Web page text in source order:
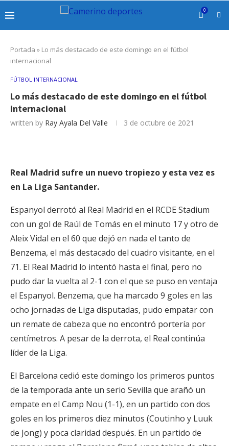
0
Portada » Lo más destacado de este domingo en el fútbol
internacional
FÚTBOL INTERNACIONAL
Lo más destacado de este domingo en el fútbol
internacional
written by Ray Ayala Del Valle 3 de octubre de 2021
Real Madrid sufre un nuevo tropiezo y esta vez es
en La Liga Santander.
Espanyol derrotó al Real Madrid en el RCDE Stadium
con un gol de Raúl de Tomás en el minuto 17 y otro de
Aleix Vidal en el 60 que dejó en nada el tanto de
Benzema, el más destacado del cuadro visitante, en el
71. El Real Madrid lo intentó hasta el final, pero no
pudo dar la vuelta al 2-1 con el que se puso en ventaja
el Espanyol. Benzema, que ha marcado 9 goles en las
ocho jornadas de Liga disputadas, pudo empatar con
un remate de cabeza que no encontró portería por
centímetros. A pesar de la derrota, el Real continúa
líder de la Liga.
El Barcelona cedió este domingo los primeros puntos
de la temporada ante un serio Sevilla que arañó un
empate en el Camp Nou (1-1), en un partido con dos
goles en los primeros diez minutos (Coutinho y Luuk
de Jong) y poca claridad después. En un partido de